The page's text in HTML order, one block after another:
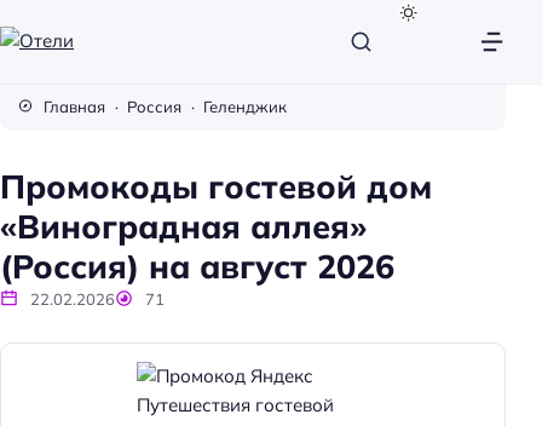
и
Главная Россия Геленджик
Промокоды гостевой дом
«Виноградная аллея»
(Россия) на август 2026
22.02.2026 71